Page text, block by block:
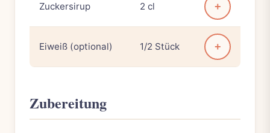
Zuckersirup 2 cl +
Eiweiß (optional) 1/2 Stück +
Zubereitung